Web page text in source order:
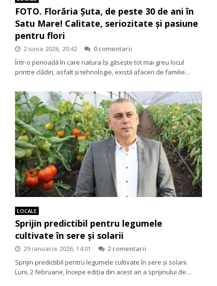
FOTO. Florăria Șuta, de peste 30 de ani în
Satu Mare! Calitate, seriozitate și pasiune
pentru flori
2 iunie 2026, 20:42
0 comentarii
Într-o perioadă în care natura își găsește tot mai greu locul
printre clădiri, asfalt și tehnologie, există afaceri de familie…
LOCALE
Sprijin predictibil pentru legumele
cultivate în sere și solarii
29 ianuarie 2026, 14:01
2 comentarii
Sprijin predictibil pentru legumele cultivate în sere și solarii.
Luni, 2 februarie, începe ediția din acest an a sprijinului de…